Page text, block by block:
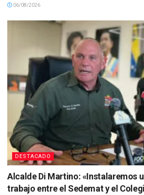
06/08/2026
DESTACADO
Alcalde Di Martino: «Instalaremos
trabajo entre el Sedemat y el